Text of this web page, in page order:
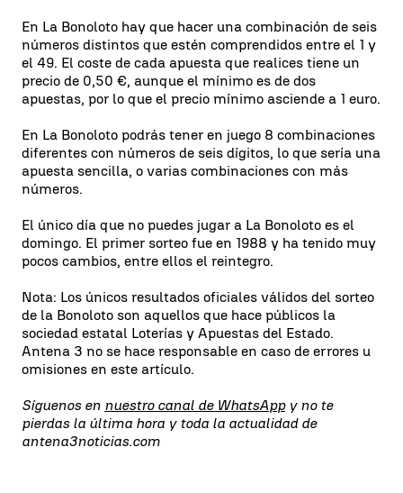
En La Bonoloto hay que hacer una combinación de seis
números distintos que estén comprendidos entre el 1 y
el 49. El coste de cada apuesta que realices tiene un
precio de 0,50 €, aunque el mínimo es de dos
apuestas, por lo que el precio mínimo asciende a 1 euro.
En La Bonoloto podrás tener en juego 8 combinaciones
diferentes con números de seis dígitos, lo que sería una
apuesta sencilla, o varias combinaciones con más
números.
El único día que no puedes jugar a La Bonoloto es el
domingo. El primer sorteo fue en 1988 y ha tenido muy
pocos cambios, entre ellos el reintegro.
Nota: Los únicos resultados oficiales válidos del sorteo
de la Bonoloto son aquellos que hace públicos la
sociedad estatal Loterías y Apuestas del Estado.
Antena 3 no se hace responsable en caso de errores u
omisiones en este artículo.
Síguenos en nuestro canal de WhatsAppy no te
pierdas la última hora y toda la actualidad de
antena3noticias.com